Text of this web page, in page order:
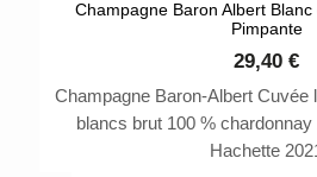
Champagne Baron Albert
Pimpante
29,40 €
Champagne Baron-Albert Cuvée
blancs brut 100 %
Hachette 2021